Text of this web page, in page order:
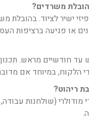
משרדים?
ישיר לציוד. בהובלת
או פגיעה
חודשיים מראש.
הלקוח, במיוחד אם
ריהוט?
מודולרי (שולחנות